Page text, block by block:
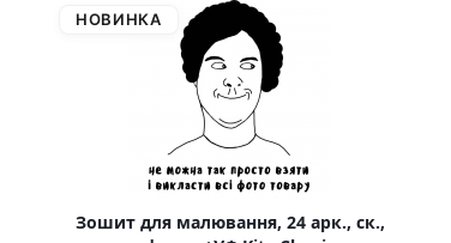
НОВИНКА
Зошит для малювання, 24 арк., ск.,